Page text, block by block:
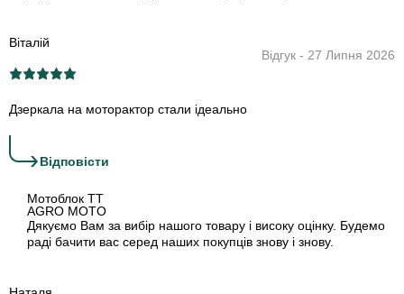
Віталій
Відгук - 27 Липня 2026
Дзеркала на моторактор стали ідеально
›Відповіcти
Мотоблок TT
AGRO MOTO
Дякуємо Вам за вибір нашого товару і високу оцінку. Будемо
раді бачити вас серед наших покупців знову і знову.